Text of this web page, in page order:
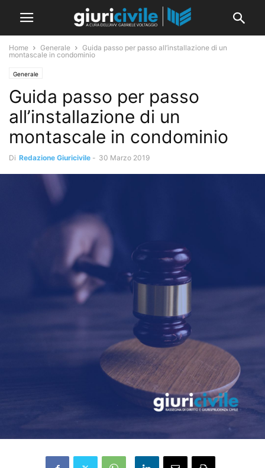
Home Generale
Guida passo per passo all’installazione di un
montascale in condominio
Generale
Guida passo per passo
all’installazione di un
montascale in condominio
Di Redazione Giuricivile - 30 Marzo 2019